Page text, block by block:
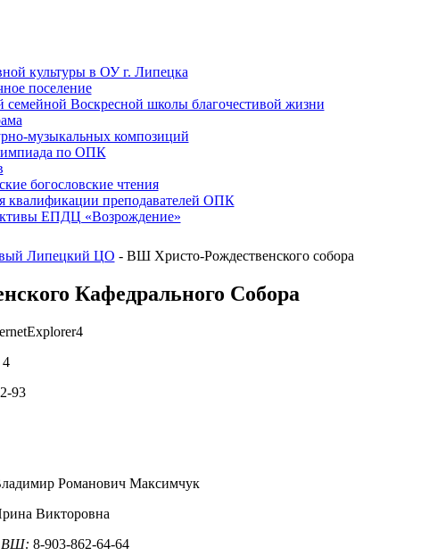
культуры в ОУ г. Липецка
поселение
семейной Воскресной школы благочестивой жизни
музыкальных композиций
по ОПК
богословские чтения
квалификации преподавателей ОПК
ЕПДЦ «Возрождение»
Липецкий ЦО - ВШ Христо-Рождественского собора
Кафедрального Собора
93
Романович Максимчук
Викторовна
ВШ: 8-903-862-64-64